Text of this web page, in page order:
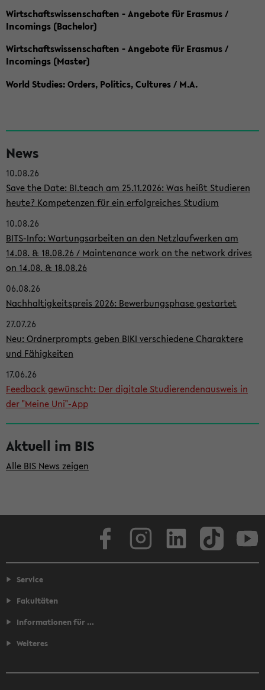
Wirtschaftswissenschaften - Angebote für Erasmus /
Incomings (Bachelor)
Wirtschaftswissenschaften - Angebote für Erasmus /
Incomings (Master)
World Studies: Orders, Politics, Cultures / M.A.
e
i
t
e
n
l
e
i
s
t
e
News
10.08.26
Save the Date: BI.teach am 25.11.2026: Was heißt Studieren
heute? Kompetenzen für ein erfolgreiches Studium
10.08.26
BITS-Info: Wartungsarbeiten an den Netzlaufwerken am
14.08. & 18.08.26 / Maintenance work on the network drives
on 14.08. & 18.08.26
06.08.26
Nachhaltigkeitspreis 2026: Bewerbungsphase gestartet
27.07.26
Neu: Ordnerprompts geben BIKI verschiedene Charaktere
und Fähigkeiten
17.06.26
Feedback gewünscht: Der digitale Studierendenausweis in
der "Meine Uni"-App
Aktuell im BIS
Alle BIS News zeigen
Service
Fakultäten
Informationen für ...
Weiteres